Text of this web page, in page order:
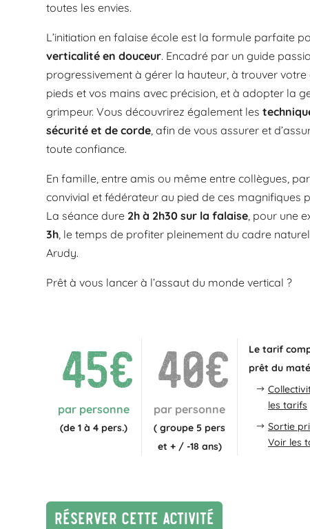
toutes les envies.
L’initiation en falaise école est la formule parfaite
verticalité en douceur. Encadré par un guide
progressivement à gérer la hauteur, à trouver votre
pieds et vos mains avec précision, et à adopter la
grimpeur. Vous découvrirez également les
sécurité et de corde, afin de vous assurer et
toute confiance.
En famille, entre amis ou même entre collègues,
convivial et fédérateur au pied de ces magnifiques
La séance dure 2h à 2h30 sur la falaise, pour une
3h, le temps de profiter pleinement du cadre
Arudy.
Prêt à vous lancer à l’assaut du monde vertical ?
45€
par personne
(de 1 à 4 pers.)
40€
par personne
( groupe 5 pers
et + / -18 ans)
Le tarif
prêt du
les tarifs
Sortie
Voir les
Réserver cette activité